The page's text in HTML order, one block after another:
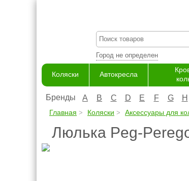
Город не определен
Коляски Автокресла
Бренды A B C D E F G H
Главная Коляски Аксессуары для
Люлька Peg-